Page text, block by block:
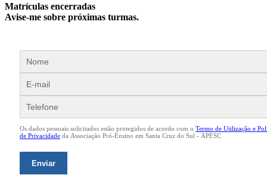
Matrículas encerradas
Avise-me sobre próximas turmas.